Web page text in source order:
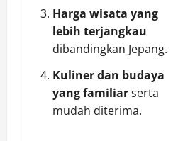
Harga wisata yang
lebih terjangkau
dibandingkan Jepang.
Kuliner dan budaya
yang familiarserta
mudah diterima.